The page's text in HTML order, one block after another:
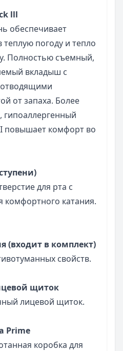
lll
обеспечивает
теплую погоду и тепло
Полностью съемный,
вкладыш с
от запаха. Более
повышает комфорт во
для рта с
комфортного катания.
(входит в комплект)
свойств.
щиток
лицевой щиток.
Prime
коробка для